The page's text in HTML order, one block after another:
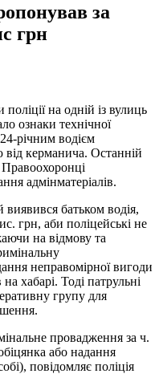
за
грн
на одній із вулиць
ознаки технічної
річним водієм
від керманича. Останній
адмінматеріалів.
батьком водія,
грн, аби поліцейські не
на відмову та
неправомірної вигоди
хабарі. Тоді патрульні
групу для
провадження за ч.
або надання
повідомляє поліція